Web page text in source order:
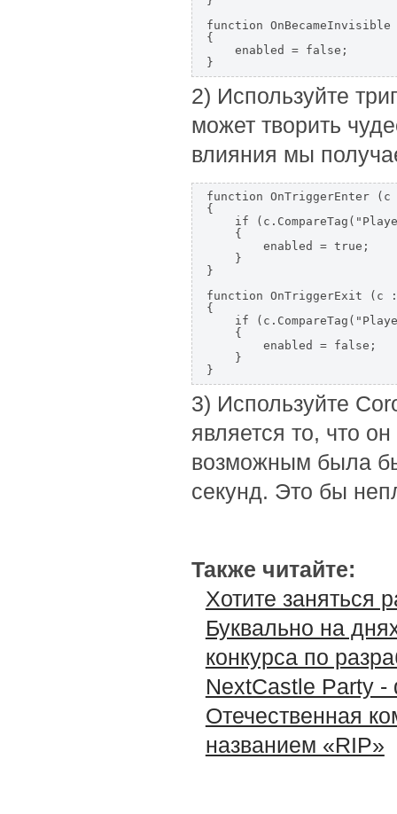
function
{
    enabled = false;
}
2) Используйте
может творить
влияния мы
function OnTriggerEnter
{
if
    {
        enabled = true;
    }
}
function OnTriggerExit
{
if
    {
        enabled = false;
    }
}
3) Используйте
является то, что
возможным была
секунд. Это бы
Также читайте:
Хотите заняться
Буквально на
конкурса по
NextCastle Party -
Отечественная
названием «RIP»